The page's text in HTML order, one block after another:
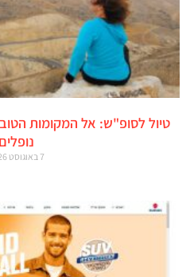
טיול לסופ"ש: אל המקומות
נופלים
7 באוגוסט 2026